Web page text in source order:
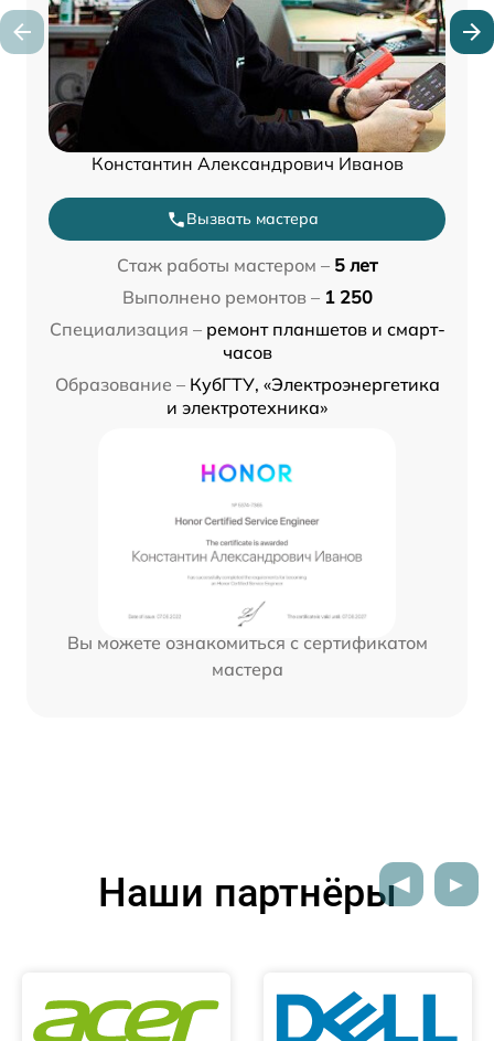
Константин Александрович Иванов
Вызвать мастера
Стаж работы мастером – 5 лет
Выполнено ремонтов – 1 250
Специализация – ремонт планшетов и смарт-
часов
Образование – КубГТУ, «Электроэнергетика
и электротехника»
Вы можете ознакомиться с сертификатом
мастера
Наши партнёры